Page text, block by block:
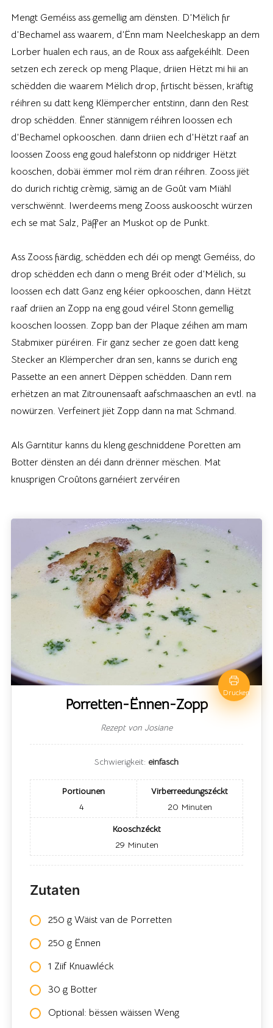
Mengt Geméiss ass gemellig am dënsten. D’Mëlich fir
d’Bechamel ass waarem, d’Ënn mam Neelcheskapp an dem
Lorber hualen ech raus, an de Roux ass aafgekéihlt. Deen
setzen ech zereck op meng Plaque, driien Hëtzt mi hii an
schëdden die waarem Mëlich drop, firtischt bëssen, kräftig
réihren su datt keng Klëmpercher entstinn, dann den Rest
drop schëdden. Ënner stännigem réihren loossen ech
d’Bechamel opkooschen. dann driien ech d’Hëtzt raaf an
loossen Zooss eng goud halefstonn op niddriger Hëtzt
kooschen, dobäi ëmmer mol rëm dran réihren. Zooss jiët
do durich richtig crèmig, sämig an de Goût vam Miähl
verschwënnt. Iwerdeems meng Zooss auskooscht würzen
ech se mat Salz, Päffer an Muskot op de Punkt.
Ass Zooss fiärdig, schëdden ech déi op mengt Geméiss, do
drop schëdden ech dann o meng Bréit oder d’Mëlich, su
loossen ech datt Ganz eng kéier opkooschen, dann Hëtzt
raaf driien an Zopp na eng goud véirel Stonn gemellig
kooschen loossen. Zopp ban der Plaque zéihen am mam
Stabmixer püréiren. Fir ganz secher ze goen datt keng
Stecker an Klëmpercher dran sen, kanns se durich eng
Passette an een annert Dëppen schëdden. Dann rem
erhëtzen an mat Zitrounensaaft aafschmaaschen an evtl. na
nowürzen. Verfeinert jiët Zopp dann na mat Schmand.
Als Garntitur kanns du kleng geschniddene Poretten am
Botter dënsten an déi dann drënner mëschen. Mat
knusprigen Croûtons garnéiert zervéiren
Drucken
Porretten-Ënnen-Zopp
Rezept von Josiane
Schwierigkeit: einfasch
Portiounen
4
Virberreedungszéckt
20 Minuten
Kooschzéckt
29 Minuten
Zutaten
250 g Wäist van de Porretten
250 g Ënnen
1 Ziif Knuawléck
30 g Botter
Optional: bëssen wäissen Weng